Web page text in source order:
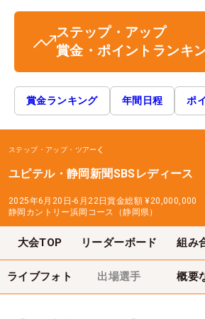
ステップ・アップ
賞金・ポイントランキ
賞金ランキング 年間日程 ポ
ステップ・アップ・ツアー
ユピテル・静岡新聞SBSレディース
2025年6月20日-6月22日賞金総額 ¥20,000,000
静岡カントリー浜岡コース（静岡県）
大会TOP リーダーボード 組み
ライブフォト 出場選手 概要